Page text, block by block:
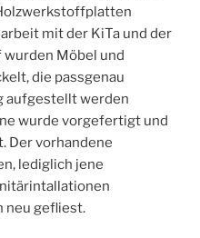
mit der KiTa und der
wurden Möbel und
die passgenau
aufgestellt werden
wurde vorgefertigt und
Der vorhandene
lediglich jene
neu gefliest.